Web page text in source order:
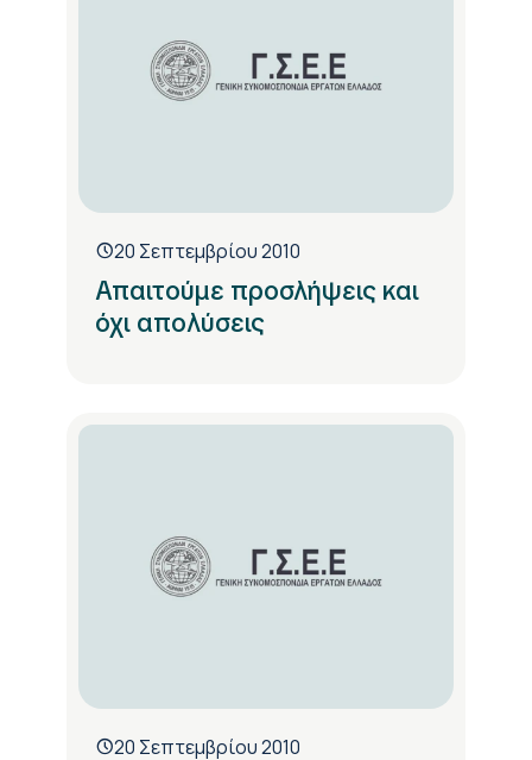
20 Σεπτεμβρίου 2010
Απαιτούμε προσλήψεις και
όχι απολύσεις
20 Σεπτεμβρίου 2010